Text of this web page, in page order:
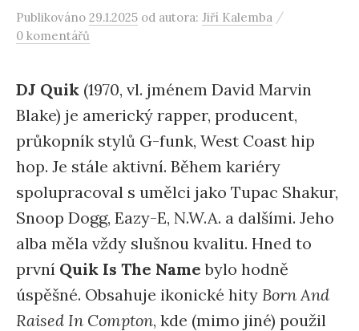
Publikováno 29.1.2025 od autora: Jiří Kalemba /
0 komentářů
DJ Quik (1970, vl. jménem David Marvin
Blake) je americký rapper, producent,
průkopník stylů G-funk, West Coast hip
hop. Je stále aktivní. Během kariéry
spolupracoval s umělci jako Tupac Shakur,
Snoop Dogg, Eazy-E, N.W.A. a dalšími. Jeho
alba měla vždy slušnou kvalitu. Hned to
první Quik Is The Name bylo hodně
úspěšné. Obsahuje ikonické hity Born And
Raised In Compton, kde (mimo jiné) použil